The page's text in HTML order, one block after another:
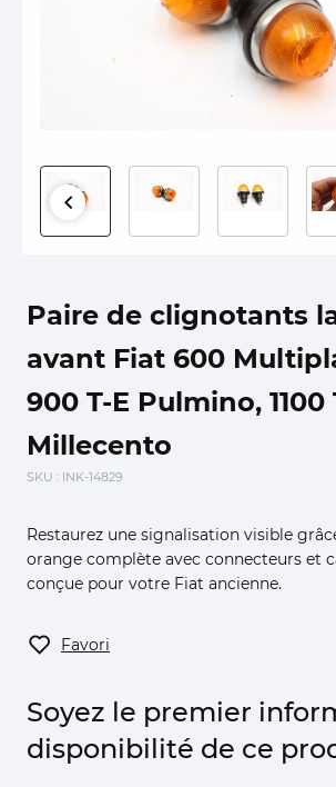
Paire de clignotants
avant Fiat 600
900 T-E Pulmino, 1100
Millecento
SKU : INK-14829
Restaurez une signalisation visible
orange complète avec connecteurs et
conçue pour votre Fiat ancienne.
Favori
Soyez le premier
disponibilité de ce